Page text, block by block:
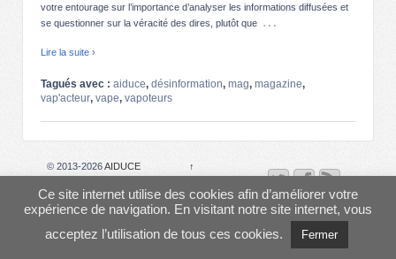
votre entourage sur l’importance d’analyser les informations diffusées et
se questionner sur la véracité des dires, plutôt que …
Lire la suite ›
Tagués avec : aiduce, désinformation, mag, magazine,
vap'acteur, vape, vapoteurs
© 2013-2026AIDUCE ↑
Ce site internet utilise des cookies afin d’améliorer votre
expérience de navigation. En visitant notre site internet, vous
acceptez l’utilisation de tous ces cookies.
Fermer